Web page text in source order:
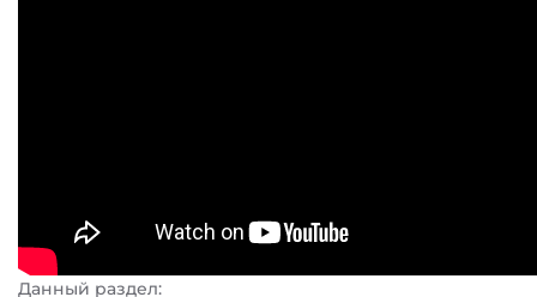
Данный раздел: